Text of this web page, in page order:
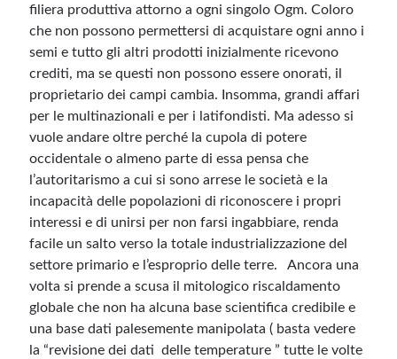
filiera produttiva attorno a ogni singolo Ogm. Coloro
che non possono permettersi di acquistare ogni anno i
semi e tutto gli altri prodotti inizialmente ricevono
crediti, ma se questi non possono essere onorati, il
proprietario dei campi cambia. Insomma, grandi affari
per le multinazionali e per i latifondisti. Ma adesso si
vuole andare oltre perché la cupola di potere
occidentale o almeno parte di essa pensa che
l’autoritarismo a cui si sono arrese le società e la
incapacità delle popolazioni di riconoscere i propri
interessi e di unirsi per non farsi ingabbiare, renda
facile un salto verso la totale industrializzazione del
settore primario e l’esproprio delle terre. Ancora una
volta si prende a scusa il mitologico riscaldamento
globale che non ha alcuna base scientifica credibile e
una base dati palesemente manipolata ( basta vedere
la “revisione dei dati delle temperature ” tutte le volte